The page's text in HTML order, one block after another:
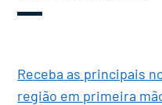
Receba as principais
região em primeira